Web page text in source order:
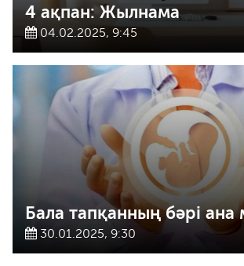
4 ақпан: Жылнама
04.02.2025, 9:45
Бала тапқанның бәрі ана
30.01.2025, 9:30